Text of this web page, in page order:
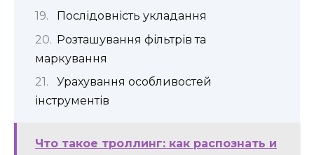
Послідовність укладання
Розташування фільтрів та
маркування
Урахування особливостей
інструментів
Что такое троллинг: как распознать и